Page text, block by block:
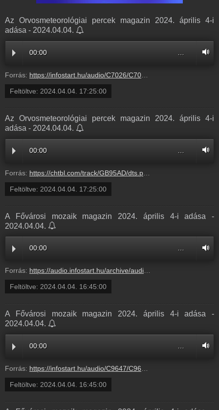
Az Orvosmeteorológiai percek magazin 2024. április 4-i
adása - 2024.04.04.
00:00
Forrás: https://infostart.hu/audio/C7026/C7026448.mp3
Feltöltve: 2024.04.04. 17:25:00
Az Orvosmeteorológiai percek magazin 2024. április 4-i
adása - 2024.04.04.
00:00
Forrás: https://chtbl.com/track/GB95AD/dts.podtrac.com/redirect.mp3/infostart.hu/audio/C7026/C7026448.mp3
Feltöltve: 2024.04.04. 17:25:00
A Fővárosi mozaik magazin 2024. április 4-i adása -
2024.04.04.
00:00 …
Forrás: https://audio.infostart.hu/archive/audio/C9647/C96473BC.mp3
Feltöltve: 2024.04.04. 16:45:00
A Fővárosi mozaik magazin 2024. április 4-i adása -
2024.04.04.
00:00
Forrás: https://infostart.hu/audio/C9647/C96473BC.mp3
Feltöltve: 2024.04.04. 16:45:00